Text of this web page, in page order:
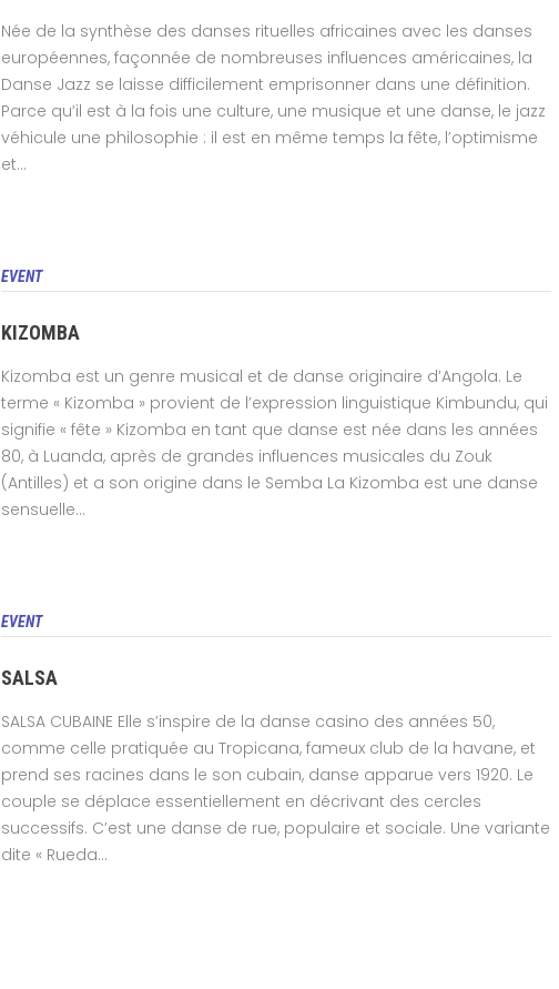
Née de la synthèse des danses rituelles africaines avec les danses
européennes, façonnée de nombreuses influences américaines, la
Danse Jazz se laisse difficilement emprisonner dans une définition.
Parce qu’il est à la fois une culture, une musique et une danse, le jazz
véhicule une philosophie : il est en même temps la fête, l’optimisme
et...
EVENT
KIZOMBA
Kizomba est un genre musical et de danse originaire d’Angola. Le
terme « Kizomba » provient de l’expression linguistique Kimbundu, qui
signifie « fête » Kizomba en tant que danse est née dans les années
80, à Luanda, après de grandes influences musicales du Zouk
(Antilles) et a son origine dans le Semba La Kizomba est une danse
sensuelle...
EVENT
SALSA
SALSA CUBAINE Elle s’inspire de la danse casino des années 50,
comme celle pratiquée au Tropicana, fameux club de la havane, et
prend ses racines dans le son cubain, danse apparue vers 1920. Le
couple se déplace essentiellement en décrivant des cercles
successifs. C’est une danse de rue, populaire et sociale. Une variante
dite « Rueda...